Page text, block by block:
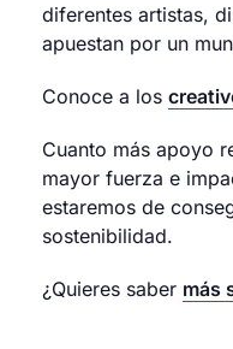
diferentes artistas,
apuestan por un
Conoce a los
Cuanto más apoyo
mayor fuerza e
estaremos de
sostenibilidad.
¿Quieres saber más